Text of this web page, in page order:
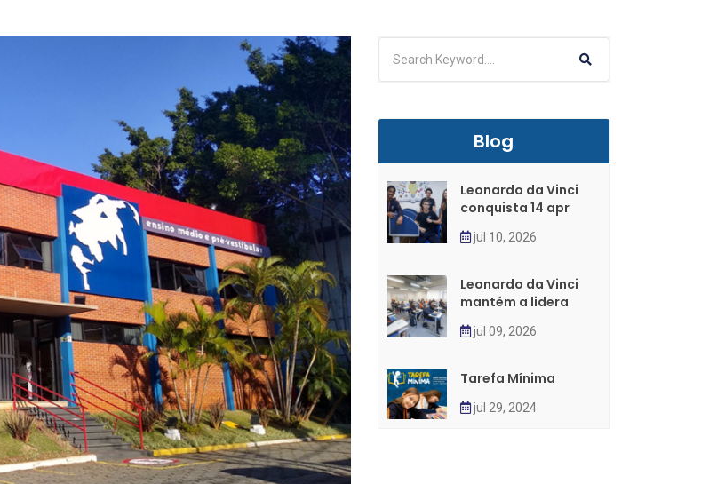
Blog
Leonardo da Vinci
conquista 14 apr
jul 10, 2026
Leonardo da Vinci
mantém a lidera
jul 09, 2026
Tarefa Mínima
jul 29, 2024